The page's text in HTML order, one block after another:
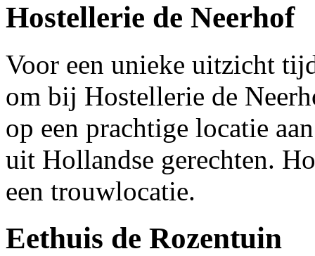
Hostellerie de Neerhof
Voor een unieke uitzicht
om bij Hostellerie de
op een prachtige locatie
uit Hollandse gerechten.
een trouwlocatie.
Eethuis de Rozentuin